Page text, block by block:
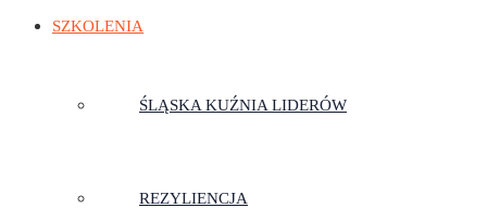
SZKOLENIA
ŚLĄSKA KUŹNIA LIDERÓW
REZYLIENCJA